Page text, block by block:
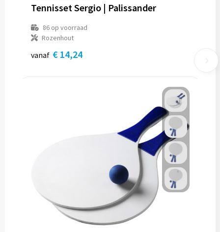
Tennisset Sergio | Palissander
86op voorraad
Rozenhout
vanaf € 14,24